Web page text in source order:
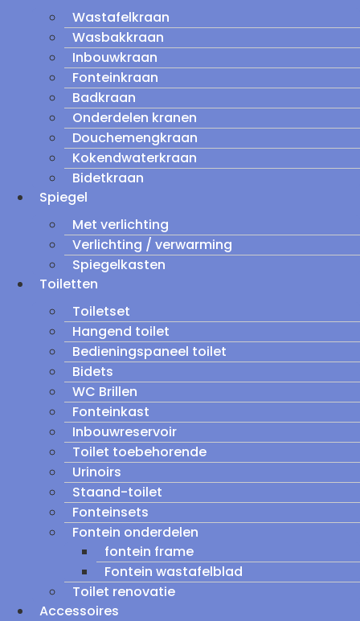
Wastafelkraan
Wasbakkraan
Inbouwkraan
Fonteinkraan
Badkraan
Onderdelen kranen
Douchemengkraan
Kokendwaterkraan
Bidetkraan
Spiegel
Met verlichting
Verlichting / verwarming
Spiegelkasten
Toiletten
Toiletset
Hangend toilet
Bedieningspaneel toilet
Bidets
WC Brillen
Fonteinkast
Inbouwreservoir
Toilet toebehorende
Urinoirs
Staand-toilet
Fonteinsets
Fontein onderdelen
fontein frame
Fontein wastafelblad
Toilet renovatie
Accessoires